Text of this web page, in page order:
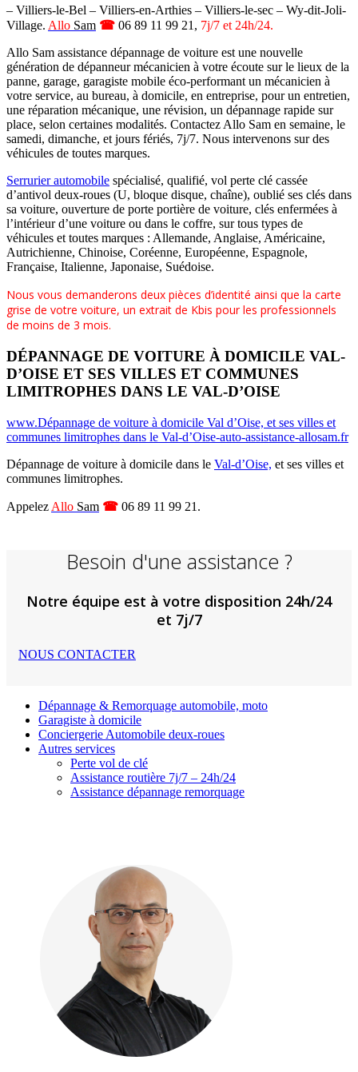
– Villiers-le-Bel – Villiers-en-Arthies – Villiers-le-sec – Wy-dit-Joli-
Village. Allo Sam ☎ 06 89 11 99 21, 7j/7 et 24h/24.
Allo Sam assistance dépannage de voiture est une nouvelle
génération de dépanneur mécanicien à votre écoute sur le lieux de la
panne, garage, garagiste mobile éco-performant un mécanicien à
votre service, au bureau, à domicile, en entreprise, pour un entretien,
une réparation mécanique, une révision, un dépannage rapide sur
place, selon certaines modalités. Contactez Allo Sam en semaine, le
samedi, dimanche, et jours fériés, 7j/7. Nous intervenons sur des
véhicules de toutes marques.
Serrurier automobile spécialisé, qualifié, vol perte clé cassée
d’antivol deux-roues (U, bloque disque, chaîne), oublié ses clés dans
sa voiture, ouverture de porte portière de voiture, clés enfermées à
l’intérieur d’une voiture ou dans le coffre, sur tous types de
véhicules et toutes marques : Allemande, Anglaise, Américaine,
Autrichienne, Chinoise, Coréenne, Européenne, Espagnole,
Française, Italienne, Japonaise, Suédoise.
Nous vous demanderons deux pièces d’identité ainsi que la carte
grise de votre voiture, un extrait de Kbis pour les professionnels
de moins de 3 mois.
DÉPANNAGE DE VOITURE À DOMICILE VAL-
D’OISE ET SES VILLES ET COMMUNES
LIMITROPHES DANS LE VAL-D’OISE
www.Dépannage de voiture à domicile Val d’Oise, et ses villes et
communes limitrophes dans le Val-d’Oise-auto-assistance-allosam.fr
Dépannage de voiture à domicile dans le Val-d’Oise, et ses villes et
communes limitrophes.
Appelez Allo Sam ☎ 06 89 11 99 21.
Besoin d'une assistance ?
Notre équipe est à votre disposition 24h/24
et 7j/7
NOUS CONTACTER
Dépannage & Remorquage automobile, moto
Garagiste à domicile
Conciergerie Automobile deux-roues
Autres services
Perte vol de clé
Assistance routière 7j/7 – 24h/24
Assistance dépannage remorquage